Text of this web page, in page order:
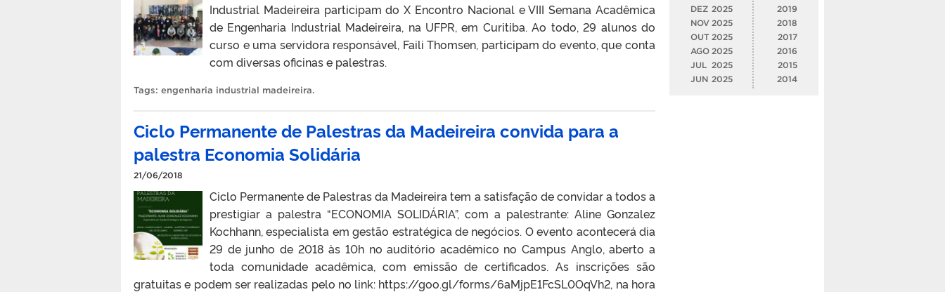
Industrial Madeireira participam do X Encontro Nacional e VIII Semana Acadêmica
de Engenharia Industrial Madeireira, na UFPR, em Curitiba. Ao todo, 29 alunos do
curso e uma servidora responsável, Faili Thomsen, participam do evento, que conta
com diversas oficinas e palestras.
Tags: engenharia industrial madeireira.
Ciclo Permanente de Palestras da Madeireira convida para a
palestra Economia Solidária
21/06/2018
Ciclo Permanente de Palestras da Madeireira tem a satisfação de convidar a todos a
prestigiar a palestra “ECONOMIA SOLIDÁRIA”, com a palestrante: Aline Gonzalez
Kochhann, especialista em gestão estratégica de negócios. O evento acontecerá dia
29 de junho de 2018 às 10h no auditório acadêmico no Campus Anglo, aberto a
toda comunidade acadêmica, com emissão de certificados. As inscrições são
gratuitas e podem ser realizadas pelo no link: https://goo.gl/forms/6aMjpE1FcSL0OqVh2, na hora
DEZ 2025
NOV 2025
OUT 2025
AGO 2025
JUL
2025
JUN 2025
2019
2018
2017
2016
2015
2014